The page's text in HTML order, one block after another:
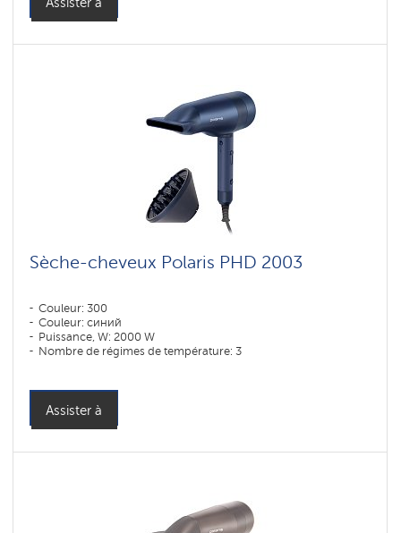
Sèche-cheveux Polaris PHD 2003
Couleur: 300
Couleur: синий
Puissance, W: 2000 W
Nombre de régimes de température: 3
Assister à